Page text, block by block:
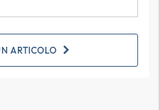
ARTICOLO